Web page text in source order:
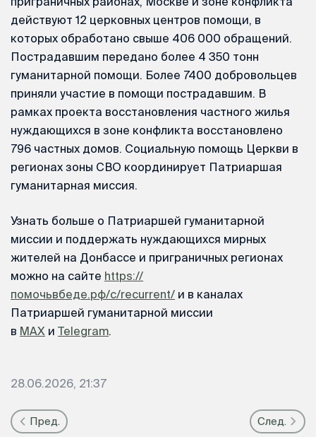
действуют 12 церковных центров помощи, в
которых обработано свыше 406 000 обращений.
Пострадавшим передано более 4 350 тонн
гуманитарной помощи. Более 7400 добровольцев
приняли участие в помощи пострадавшим. В
рамках проекта восстановления частного жилья
нуждающихся в зоне конфликта восстановлено
796 частных домов. Социальную помощь Церкви в
регионах зоны СВО координирует Патриаршая
гуманитарная миссия.
Узнать больше о Патриаршей гуманитарной
миссии и поддержать нуждающихся мирных
жителей на Донбассе и приграничных регионах
можно на сайте https://
помочьвбеде.рф/c/recurrent/ и в каналах
Патриаршей гуманитарной миссии
в MAX и Telegram.
28.06.2026, 21:37
Пред. След.